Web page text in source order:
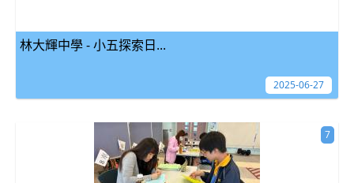
林大輝中學 - 小五探索日...
2025-06-27
7